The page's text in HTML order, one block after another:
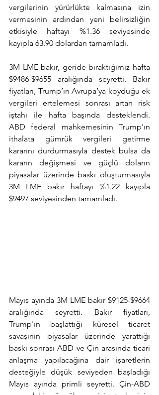
vergilerinin yürürlükte kalmasına izin
vermesinin ardından yeni belirsizliğin
etkisiyle haftayı %1.36 seviyesinde
kayıpla 63.90 dolardan tamamladı.
3M LME bakır, geride bıraktığımız hafta
$9486-$9655 aralığında seyretti. Bakır
fiyatları, Trump’ın Avrupa’ya koyduğu ek
vergileri ertelemesi sonrası artan risk
iştahı ile hafta başında desteklendi.
ABD federal mahkemesinin Trump'ın
ithalata gümrük vergileri getirme
kararını durdurmasıyla destek bulsa da
kararın değişmesi ve güçlü doların
piyasalar üzerinde baskı oluşturmasıyla
3M LME bakır haftayı %1.22 kayıpla
$9497 seviyesinden tamamladı.
Mayıs ayında 3M LME bakır $9125-$9664
aralığında seyretti. Bakır fiyatları,
Trump'ın başlattığı küresel ticaret
savaşının piyasalar üzerinde yarattığı
baskı sonrası ABD ve Çin arasında ticari
anlaşma yapılacağına dair işaretlerin
desteğiyle düşük seviyeden başladığı
Mayıs ayında primli seyretti. Çin-ABD